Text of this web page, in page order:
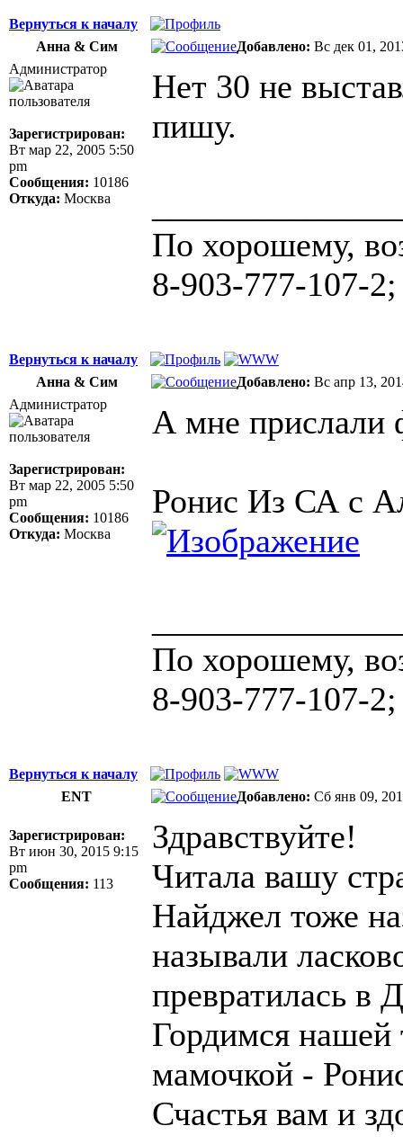
Вернуться к началу
Анна & Сим
Добавлено: Вс дек 01,
Администратор
Зарегистрирован:
Вт мар 22, 2005 5:50
pm
Сообщения: 10186
Откуда: Москва
Нет 30 не
пишу.
По хорошему,
8-903-777-107-
Вернуться к началу
Анна & Сим
Добавлено: Вс апр 13,
Администратор
Зарегистрирован:
Вт мар 22, 2005 5:50
pm
Сообщения: 10186
Откуда: Москва
А мне прислали
Ронис Из СА с
По хорошему,
8-903-777-107-
Вернуться к началу
ENT
Добавлено: Сб янв 09,
Зарегистрирован:
Вт июн 30, 2015 9:15
pm
Сообщения: 113
Здравствуйте!
Читала вашу
Найджел тоже
называли
превратилась в
Гордимся нашей
мамочкой -
Счастья вам и